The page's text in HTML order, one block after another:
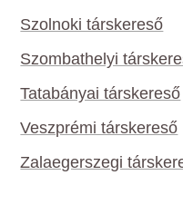
Szolnoki társkereső
Szombathelyi
Tatabányai társkereső
Veszprémi társkereső
Zalaegerszegi